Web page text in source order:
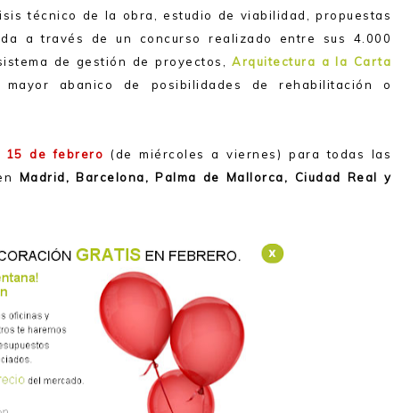
técnico de la obra, estudio de viabilidad, propuestas
a través de un concurso realizado entre sus 4.000
de gestión de proyectos,Arquitectura a la Carta
abanico de posibilidades de rehabilitación o
15 de febrero (de miércoles a viernes)
para todas las
Madrid, Barcelona, Palma de Mallorca, Ciudad Real y